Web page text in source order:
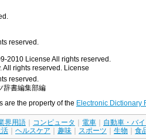
reserved.
2010 License All rights reserved.
All rights reserved. License
reserved.
辞書編集部編
are the property of the Electronic Dictionary
界用語 コンピュータ 電車 自動車・バイ
活 ヘルスケア 趣味 スポーツ 生物 食